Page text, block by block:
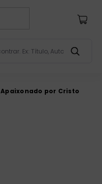
Apaixonado por Cristo